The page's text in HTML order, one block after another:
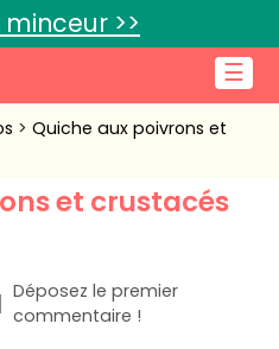
☰
>>
Quiche aux poivrons et
et crustacés
Déposez le premier
commentaire !